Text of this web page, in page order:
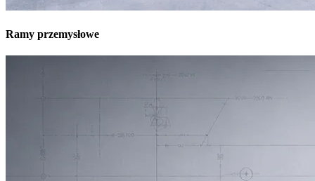
Ramy przemysłowe